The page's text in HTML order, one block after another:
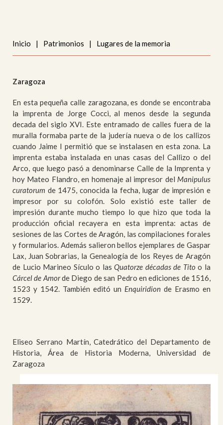
Inicio | Patrimonios | Lugares de la memoria
Zaragoza
En esta pequeña calle zaragozana, es donde se encontraba
la imprenta de Jorge Cocci, al menos desde la segunda
decada del siglo XVI. Este entramado de calles fuera de la
muralla formaba parte de la judería nueva o de los callizos
cuando Jaime I permitió que se instalasen en esta zona. La
imprenta estaba instalada en unas casas del Callizo o del
Arco, que luego pasó a denominarse Calle de la Imprenta y
hoy Mateo Flandro, en homenaje al impresor del Manipulus
curatorum de 1475, conocida la fecha, lugar de impresión e
impresor por su colofón. Solo existió este taller de
impresión durante mucho tiempo lo que hizo que toda la
producción oficial recayera en esta imprenta: actas de
sesiones de las Cortes de Aragón, las compilaciones forales
y formularios. Además salieron bellos ejemplares de Gaspar
Lax, Juan Sobrarias, la Genealogía de los Reyes de Aragón
de Lucio Marineo Sículo o lasQuatorze décadas de Tito o la
Cárcel de Amorde Diego de san Pedro en ediciones de 1516,
1523 y 1542. También editó un Enquiridion de Erasmo en
1529.
Eliseo Serrano Martín, Catedrático del Departamento de
Historia, Área de Historia Moderna, Universidad de
Zaragoza